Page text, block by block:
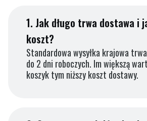
1. Jak długo trwa dostawa i
koszt?
Standardowa wysyłka krajowa
do 2 dni roboczych. Im większą
koszyk tym niższy koszt dostawy.